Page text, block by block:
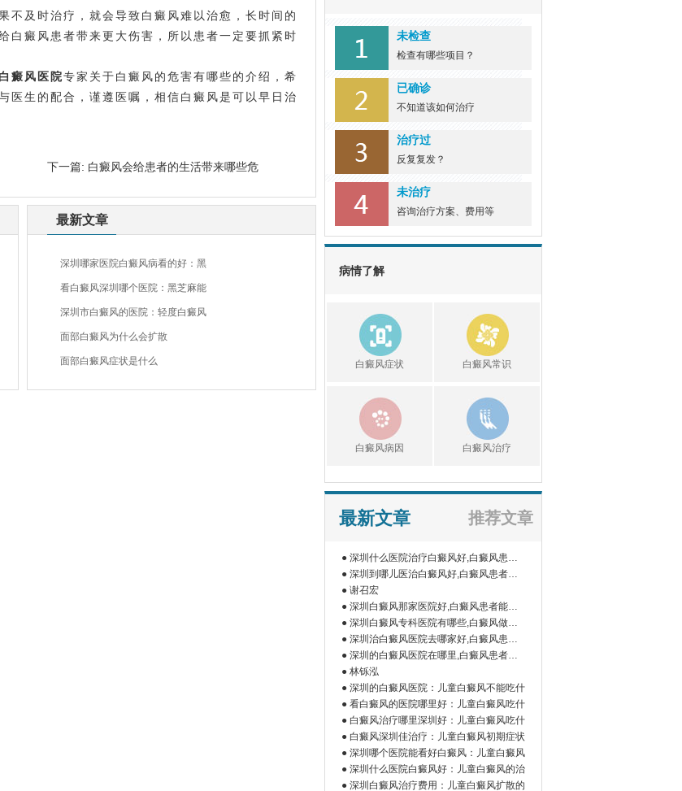
及时治疗，就会导致白癜风难以治愈，长时间的
白癜风患者带来更大伤害，所以患者一定要抓紧时
癜风医院专家关于白癜风的危害有哪些的介绍，希
医生的配合，谨遵医嘱，相信白癜风是可以早日治
下一篇: 白癜风会给患者的生活带来哪些危
最新文章
深圳哪家医院白癜风病看的好：黑
看白癜风深圳哪个医院：黑芝麻能
深圳市白癜风的医院：轻度白癜风
面部白癜风为什么会扩散
面部白癜风症状是什么
未检查
检查有哪些项目？
已确诊
不知道该如何治疗
治疗过
反复复发？
未治疗
咨询治疗方案、费用等
病情了解
白癜风症状 白癜风常识
白癜风病因 白癜风治疗
最新文章 推荐文章
● 深圳什么医院治疗白癜风好,白癜风患者
如
● 深圳到哪儿医治白癜风好,白癜风患者为
什● 谢召宏
● 深圳白癜风那家医院好,白癜风患者能吃
橘
● 深圳白癜风专科医院有哪些,白癜风做伍
德
● 深圳治白癜风医院去哪家好,白癜风患者
为
● 深圳的白癜风医院在哪里,白癜风患者做
微● 林铄泓
● 深圳的白癜风医院：儿童白癜风不能吃什
● 看白癜风的医院哪里好：儿童白癜风吃什
● 白癜风治疗哪里深圳好：儿童白癜风吃什
● 白癜风深圳佳治疗：儿童白癜风初期症状
● 深圳哪个医院能看好白癜风：儿童白癜风
● 深圳什么医院白癜风好：儿童白癜风的治
● 深圳白癜风治疗费用：儿童白癜风扩散的